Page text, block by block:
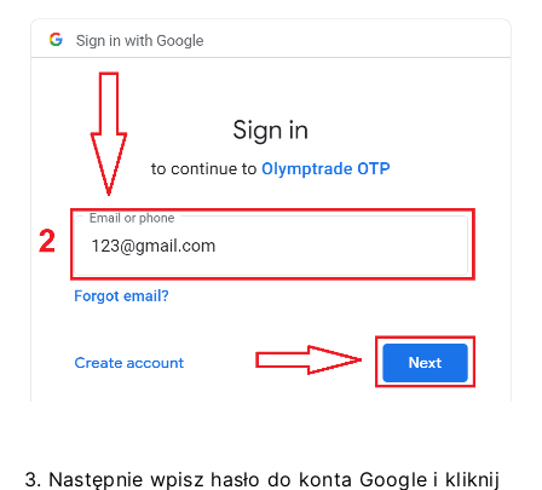
3. Następnie wpisz hasło do konta Google i kliknij